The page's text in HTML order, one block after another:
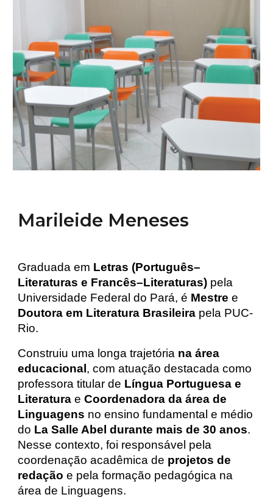
Marileide Meneses
Graduada em Letras (Português–
Literaturas e Francês–Literaturas) pela
Universidade Federal do Pará, é Mestre e
Doutora em Literatura Brasileira pela PUC-
Rio.
Construiu uma longa trajetória na área
educacional , com atuação destacada como
professora titular de Língua Portuguesa e
Literatura eCoordenadora da área de
Linguagens no ensino fundamental e médio
do La Salle Abel durante mais de 30 anos.
Nesse contexto, foi responsável pela
coordenação acadêmica de projetos de
redação e pela formação pedagógica na
área de Linguagens.